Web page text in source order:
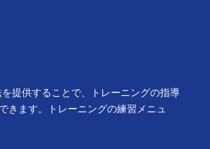
提供することで、トレーニングの指導
きます。トレーニングの練習メニュ